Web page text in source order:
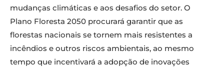
mudanças climáticas e aos desafios do setor. O
Plano Floresta 2050 procurará garantir que as
florestas nacionais se tornem mais resistentes a
incêndios e outros riscos ambientais, ao mesmo
tempo que incentivará a adopção de inovações